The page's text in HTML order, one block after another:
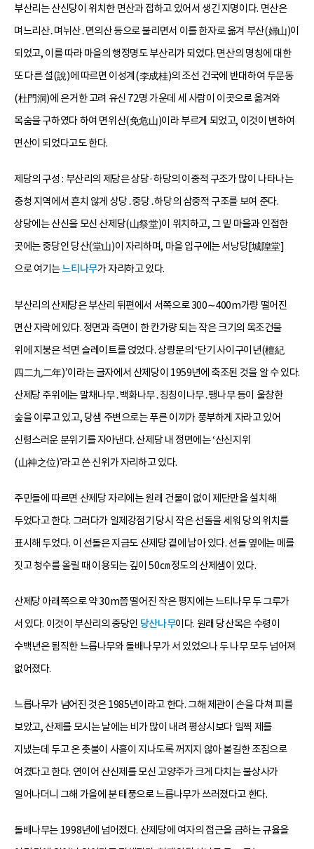
부산리는 산신당이 위치한 면산과 접하고 있어서 생긴 지명이다. 면산은
며느리산․며뉘산․면의산 등으로 불리면서 이를 한자로 옮겨 부산(婦山)이
되었고, 이를 따라 마을의 행정명도 부산리가 되었다. 면산의 명칭에 대한
또 다른 설(說)에 따르면 이성계(李成桂)의 조선 건국에 반대하여 두문동
(杜門洞)에 은거한 고려 유신 72명 가운데 세 사람이 이곳으로 옮겨와
목숨을 구하였다 하여 면위산(免危山)이라 부르게 되었고, 이것이 변하여
면산이 되었다고도 한다.
제당의 구성 : 부산리의 제당은 상당·하당의 이중적 구조가 많이 나타나는
충청 지역에서 흔치 않게 상당․중당․하당의 삼중적 구조를 보여 준다.
상당에는 산신을 모신 산제당(山祭堂)이 위치하고, 그 밑 마을과 인접한
곳에는 중당인 당산(堂山)이 자리하며, 마을 입구에는 서낭당[城隍堂]
으로 여기는느티나무가 자리하고 있다.
부산리의 산제당은 부산리 뒤편에서 서쪽으로 300∼400m가량 떨어진
면산 자락에 있다. 정면과 측면이 한 칸가량 되는 작은 크기의 목조건물
위에 지붕은 석면 슬레이트를 얹었다. 상량문의 ‘단기 사이구이년(檀紀
四二九二年)’이라는 글자에서 산제당이 1959년에 축조된 것을 알 수 있다.
산제당 주위에는 말채나무․백화나무․칭칭이나무․팽나무 등이 울창한
숲을 이루고 있고, 당샘 주변으로는 푸른 이끼가 풍부하게 자라고 있어
신령스러운 분위기를 자아낸다. 산제당 내 정면에는 ‘산신지위
(山神之位)’라고 쓴 신위가 자리하고 있다.
주민들에 따르면 산제당 자리에는 원래 건물이 없이 제단만을 설치해
두었다고 한다. 그러다가 일제강점기 당시 작은 선돌을 세워 당의 위치를
표시해 두었다. 이 선돌은 지금도 산제당 곁에 남아 있다. 선돌 옆에는 메를
짓고 청수를 올릴 때 이용되는 깊이 50㎝ 정도의 산제샘이 있다.
산제당 아래쪽으로 약 30m쯤 떨어진 작은 평지에는 느티나무 두 그루가
서 있다. 이것이 부산리의 중당인 당산나무이다. 원래 당산목은 수령이
수백년은 됨직한 느릅나무와 돌배나무가 서 있었으나 두 나무 모두 넘어져
없어졌다.
느릅나무가 넘어진 것은 1985년이라고 한다. 그해 제관이 손을 다쳐 피를
보았고, 산제를 모시는 날에는 비가 많이 내려 평상시보다 일찍 제를
지냈는데 두고 온 촛불이 사흘이 지나도록 꺼지지 않아 불길한 조짐으로
여겼다고 한다. 연이어 산신제를 모신 고양주가 크게 다치는 불상사가
일어나더니 그해 가을에 분 태풍으로 느릅나무가 쓰러졌다고 한다.
돌배나무는 1998년에 넘어졌다. 산제당에 여자의 접근을 금하는 규율을